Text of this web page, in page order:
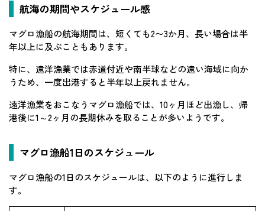
航海の期間やスケジュール感
マグロ漁船の航海期間は、短くても2〜3か月、長い場合は半
年以上に及ぶこともあります。
特に、遠洋漁業では赤道付近や南半球などの遠い海域に向か
うため、一度出港すると半年以上戻れません。
遠洋漁業をおこなうマグロ漁船では、10ヶ月ほど出漁し、帰
港後に1～2ヶ月の長期休みを取ることが多いようです。
マグロ漁船1日のスケジュール
マグロ漁船の1日のスケジュールは、以下のように進行しま
す。